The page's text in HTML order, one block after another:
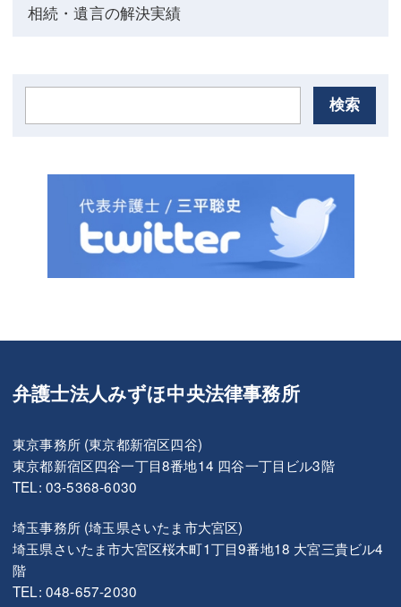
相続・遺言の解決実績
検索
弁護士法人みずほ中央法律事務所
東京事務所 (東京都新宿区四谷)
東京都新宿区四谷一丁目8番地14 四谷一丁目ビル3階
TEL: 03-5368-6030
埼玉事務所 (埼玉県さいたま市大宮区)
埼玉県さいたま市大宮区桜木町1丁目9番地18 大宮三貴ビル4
階
TEL: 048-657-2030